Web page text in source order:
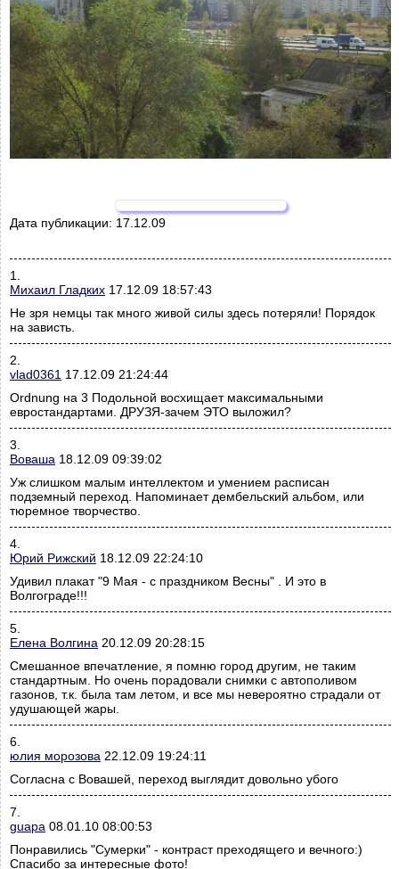
Дата публикации: 17.12.09
1.
Михаил Гладких 17.12.09 18:57:43
Не зря немцы так много живой силы здесь потеряли! Порядок
на зависть.
2.
vlad0361 17.12.09 21:24:44
Ordnung на 3 Подольной восхищает максимальными
евростандартами. ДРУЗЯ-зачем ЭТО выложил?
3.
Воваша 18.12.09 09:39:02
Уж слишком малым интеллектом и умением расписан
подземный переход. Напоминает дембельский альбом, или
тюремное творчество.
4.
Юрий Рижский 18.12.09 22:24:10
Удивил плакат "9 Мая - с праздником Весны" . И это в
Волгограде!!!
5.
Елена Волгина 20.12.09 20:28:15
Смешанное впечатление, я помню город другим, не таким
стандартным. Но очень порадовали снимки с автополивом
газонов, т.к. была там летом, и все мы невероятно страдали от
удушающей жары.
6.
юлия морозова 22.12.09 19:24:11
Согласна с Вовашей, переход выглядит довольно убого
7.
guapa 08.01.10 08:00:53
Понравились "Сумерки" - контраст преходящего и вечного:)
Спасибо за интересные фото!